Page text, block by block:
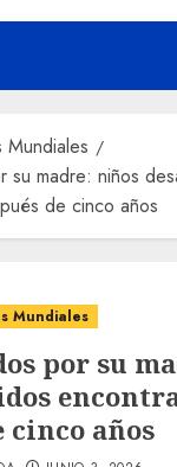
Mundiales
su madre: niños
de cinco años
Mundiales
por su
cinco años